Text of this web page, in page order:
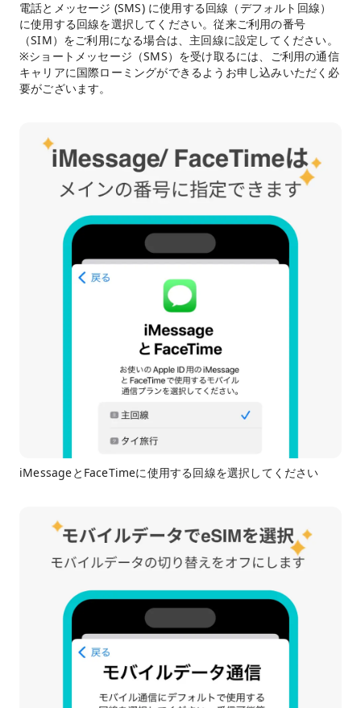
電話とメッセージ (SMS) に使用する回線（デフォルト回線）
に使用する回線を選択してください。従来ご利用の番号
（SIM）をご利用になる場合は、主回線に設定してください。
※ショートメッセージ（SMS）を受け取るには、ご利用の通信
キャリアに国際ローミングができるようお申し込みいただく必
要がございます。
iMessageとFaceTimeに使用する回線を選択してください